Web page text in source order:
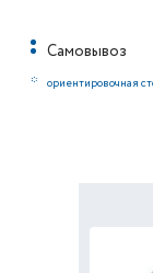
Самовывоз
* ориентировочная